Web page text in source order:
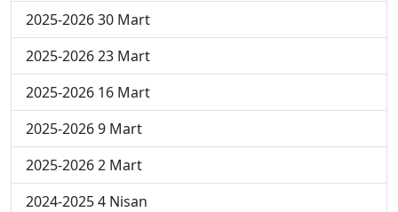
2025-2026 30 Mart
2025-2026 23 Mart
2025-2026 16 Mart
2025-2026 9 Mart
2025-2026 2 Mart
2024-2025 4 Nisan